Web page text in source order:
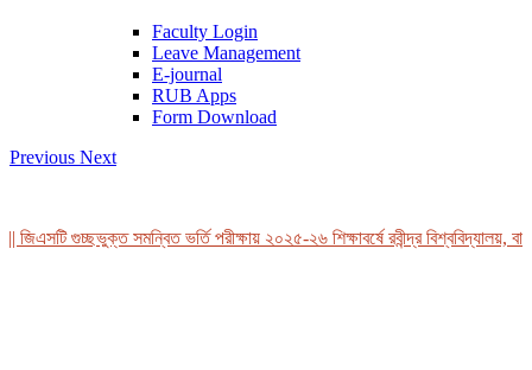
Faculty Login
Leave Management
E-journal
RUB Apps
Form Download
Previous Next
গুচ্ছভুক্ত সমন্বিত ভর্তি পরীক্ষায় ২০২৫-২৬ শিক্ষাবর্ষে রবীন্দ্র বিশ্ববিদ্যালয়,